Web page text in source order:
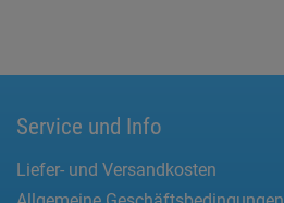
Service und Info
Liefer- und Versandkosten